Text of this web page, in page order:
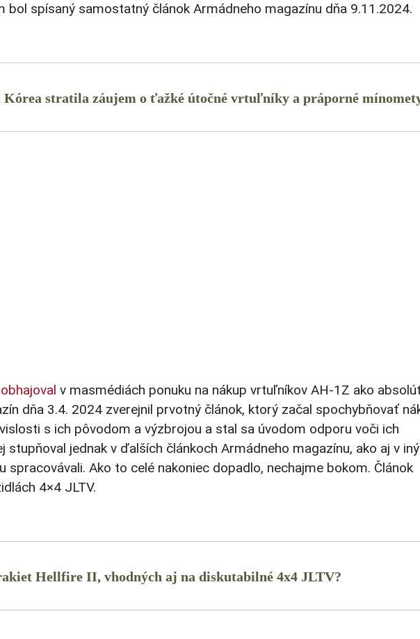
bol spísaný samostatný článok Armádneho magazínu dňa 9.11.2024.
Kórea stratila záujem o ťažké útočné vrtuľníky a práporné
obhajoval v masmédiách ponuku na nákup vrtuľníkov AH-1Z ako
dňa 3.4. 2024 zverejnil prvotný článok, ktorý začal spochybňovať
s ich pôvodom a výzbrojou a stal sa úvodom odporu voči ich
stupňoval jednak v ďalších článkoch Armádneho magazínu, ako aj v
Ako to celé nakoniec dopadlo, nechajme bokom. Článok
4×4 JLTV.
Hellfire II, vhodných aj na diskutabilné 4x4 JLTV?